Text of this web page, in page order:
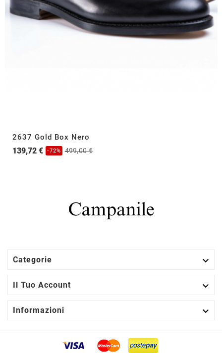
2637 Gold Box Nero
139,72 € -72% 499,00 €
Categorie 
Il Tuo Account 
Informazioni 